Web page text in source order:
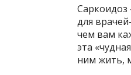
Саркоидоз
для
чем вам
эта
ним жить,